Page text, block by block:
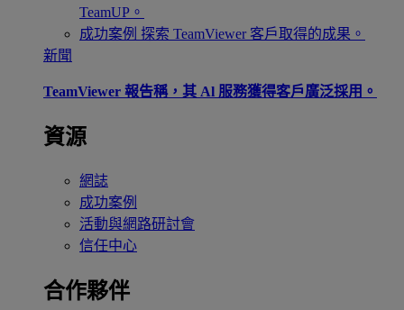
TeamUP。
成功案例 探索 TeamViewer 客戶取得的成果。
新聞
TeamViewer 報告稱，其 Al 服務獲得客戶廣泛採用。
資源
網誌
成功案例
活動與網路研討會
信任中心
合作夥伴